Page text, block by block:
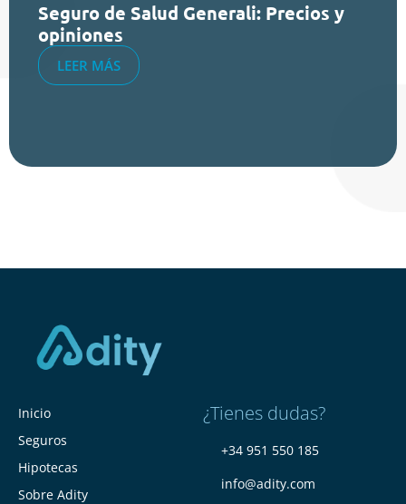
Seguro de Salud Generali: Precios y
opiniones
LEER MÁS
Inicio
Seguros
Hipotecas
Sobre Adity
¿Tienes dudas?
+34 951 550 185
info@adity.com